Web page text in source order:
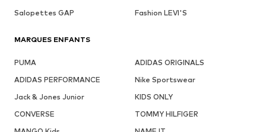
Salopettes GAP
Fashion LEVI'S
MARQUES ENFANTS
PUMA
ADIDAS ORIGINALS
ADIDAS PERFORMANCE
Nike Sportswear
Jack & Jones Junior
KIDS ONLY
CONVERSE
TOMMY HILFIGER